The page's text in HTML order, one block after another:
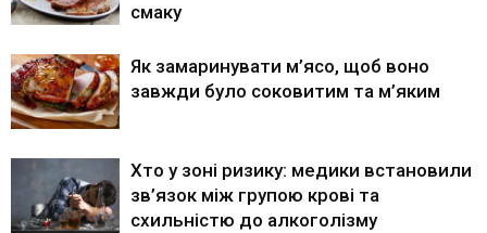
смаку
Як замаринувати м’ясо, щоб воно
завжди було соковитим та м’яким
Хто у зоні ризику: медики встановили
зв’язок між групою крові та
схильністю до алкоголізму